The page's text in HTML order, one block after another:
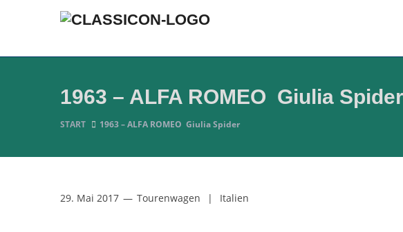
1963 – ALFA ROMEO Giulia Spider
START 1963 – ALFA ROMEO Giulia Spider
29. Mai 2017 — Tourenwagen | Italien